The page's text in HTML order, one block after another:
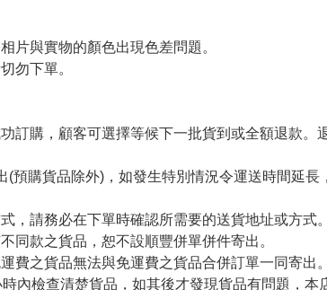
與實物的顏色出現色差問題。
勿下單。
購，顧客可選擇等候下一批貨到或全額退款。
購貨品除外)，如發生特別情況令運送時間延長
請務必在下單時確認所需要的送貨地址或方式。
款之貨品，恕不設順豐併單併件寄出。
之貨品無法與免運費之貨品合併訂單一同寄出。
檢查清楚貨品，如其後才發現貨品有問題，本